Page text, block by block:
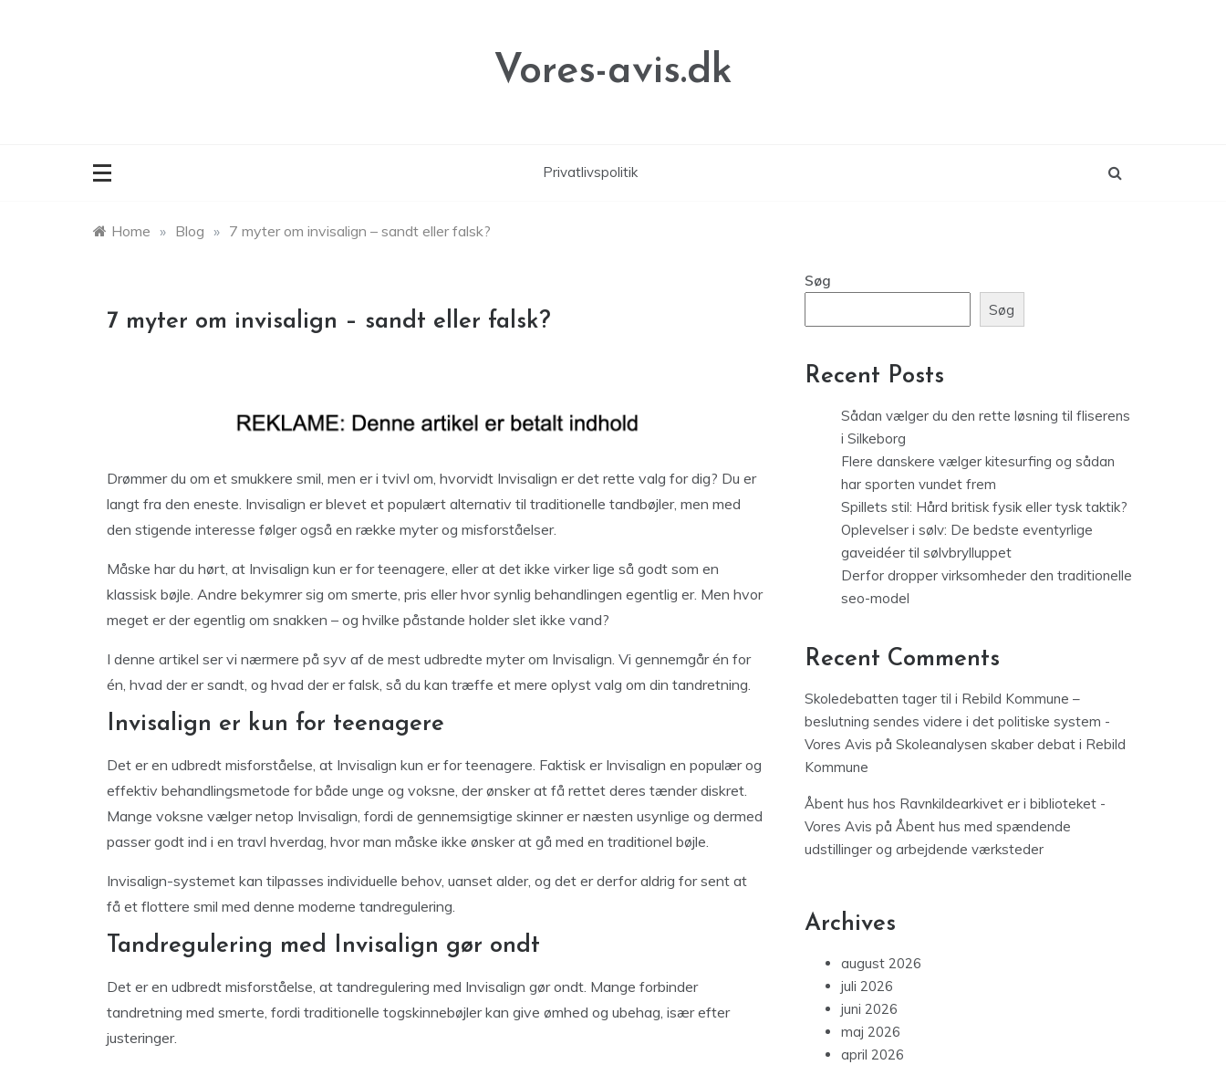
Vores-avis.dk
Privatlivspolitik
Home » Blog » 7 myter om invisalign – sandt eller falsk?
7 myter om invisalign – sandt eller falsk?
Drømmer du om et smukkere smil, men er i tvivl om, hvorvidt Invisalign er det rette valg for dig? Du er
langt fra den eneste. Invisalign er blevet et populært alternativ til traditionelle tandbøjler, men med
den stigende interesse følger også en række myter og misforståelser.
Måske har du hørt, at Invisalign kun er for teenagere, eller at det ikke virker lige så godt som en
klassisk bøjle. Andre bekymrer sig om smerte, pris eller hvor synlig behandlingen egentlig er. Men hvor
meget er der egentlig om snakken – og hvilke påstande holder slet ikke vand?
I denne artikel ser vi nærmere på syv af de mest udbredte myter om Invisalign. Vi gennemgår én for
én, hvad der er sandt, og hvad der er falsk, så du kan træffe et mere oplyst valg om din tandretning.
Invisalign er kun for teenagere
Det er en udbredt misforståelse, at Invisalign kun er for teenagere. Faktisk er Invisalign en populær og
effektiv behandlingsmetode for både unge og voksne, der ønsker at få rettet deres tænder diskret.
Mange voksne vælger netop Invisalign, fordi de gennemsigtige skinner er næsten usynlige og dermed
passer godt ind i en travl hverdag, hvor man måske ikke ønsker at gå med en traditionel bøjle.
Invisalign-systemet kan tilpasses individuelle behov, uanset alder, og det er derfor aldrig for sent at
få et flottere smil med denne moderne tandregulering.
Tandregulering med Invisalign gør ondt
Det er en udbredt misforståelse, at tandregulering med Invisalign gør ondt. Mange forbinder
tandretning med smerte, fordi traditionelle togskinnebøjler kan give ømhed og ubehag, især efter
justeringer.
Søg
Søg
Recent Posts
Sådan vælger du den rette løsning til fliserens
i Silkeborg
Flere danskere vælger kitesurfing og sådan
har sporten vundet frem
Spillets stil: Hård britisk fysik eller tysk taktik?
Oplevelser i sølv: De bedste eventyrlige
gaveidéer til sølvbrylluppet
Derfor dropper virksomheder den traditionelle
seo-model
Recent Comments
Skoledebatten tager til i Rebild Kommune –
beslutning sendes videre i det politiske system -
Vores Avis på Skoleanalysen skaber debat i Rebild
Kommune
Åbent hus hos Ravnkildearkivet er i biblioteket -
Vores Avis på Åbent hus med spændende
udstillinger og arbejdende værksteder
Archives
august 2026
juli 2026
juni 2026
maj 2026
april 2026